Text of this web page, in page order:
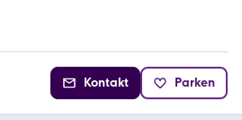
Kontakt Parken